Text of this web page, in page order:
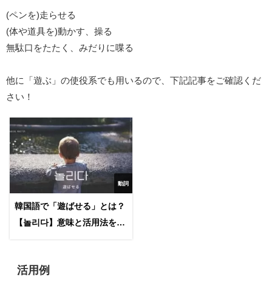
(ペンを)走らせる
(体や道具を)動かす、操る
無駄口をたたく、みだりに喋る
他に「遊ぶ」の使役系でも用いるので、下記記事をご確認くだ
さい！
動詞
韓国語で「遊ばせる」とは？
【놀리다】意味と活用法を学
活用例